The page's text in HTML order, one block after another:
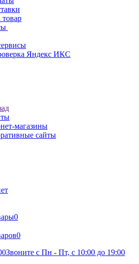
товар
Яндекс ИКС
магазины
сайты
0
0
Звоните с Пн - Пт, с 10:00 до 19:00